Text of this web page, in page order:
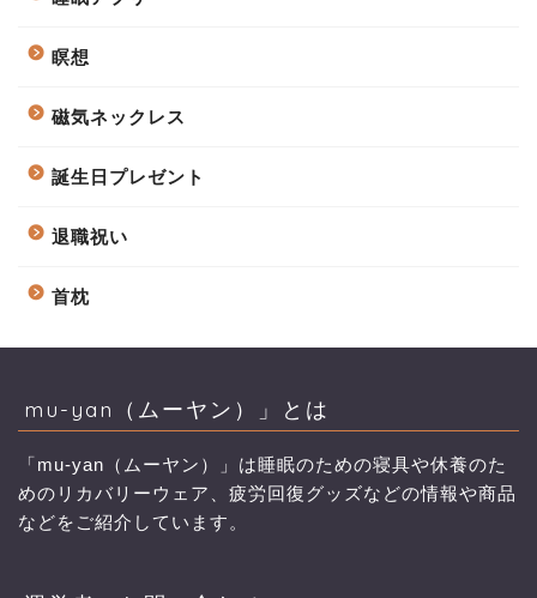
瞑想
磁気ネックレス
誕生日プレゼント
退職祝い
首枕
mu-yan（ムーヤン）」とは
「mu-yan（ムーヤン）」は睡眠のための寝具や休養のた
めのリカバリーウェア、疲労回復グッズなどの情報や商品
などをご紹介しています。